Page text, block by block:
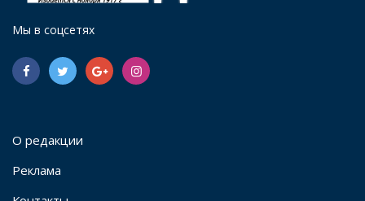
Мы в соцсетях
О редакции
Реклама